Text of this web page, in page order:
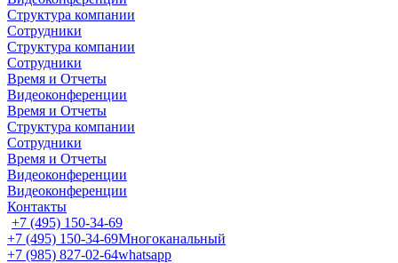
Структура компании
Сотрудники
Структура компании
Сотрудники
Время и Отчеты
Видеоконференции
Время и Отчеты
Структура компании
Сотрудники
Время и Отчеты
Видеоконференции
Видеоконференции
Контакты
+7 (495) 150-34-69
+7 (495) 150-34-69Многоканальный
+7 (985) 827-02-64whatsapp